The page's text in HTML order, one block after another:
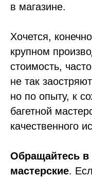
в магазине.
Хочется,
крупном
стоимость,
не так
но по опыту, к
багетной
качественного
Обращайтесь
мастерские.